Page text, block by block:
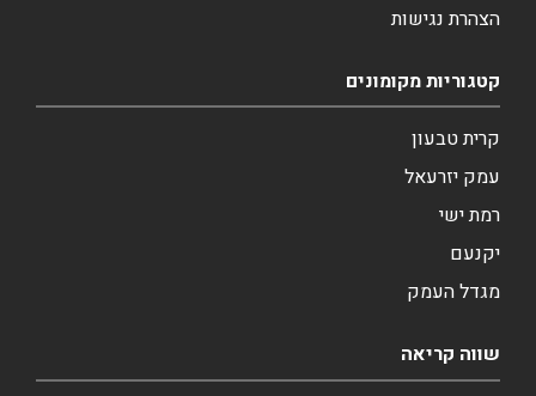
הצהרת נגישות
קטגוריות מקומונים
קרית טבעון
עמק יזרעאל
רמת ישי
יקנעם
מגדל העמק
שווה קריאה